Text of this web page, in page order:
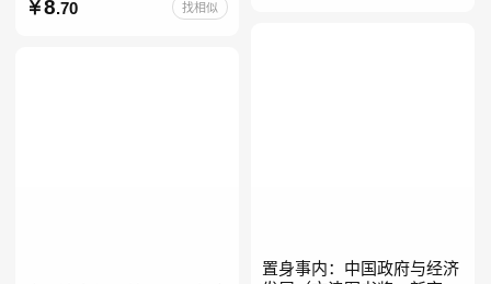
8.70 找相似
置身事内：中国政府与经济